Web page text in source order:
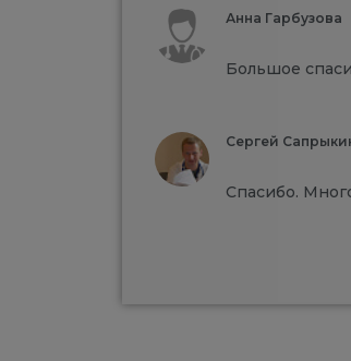
Анна Гарбузова
Большое
Сергей
Спасибо.